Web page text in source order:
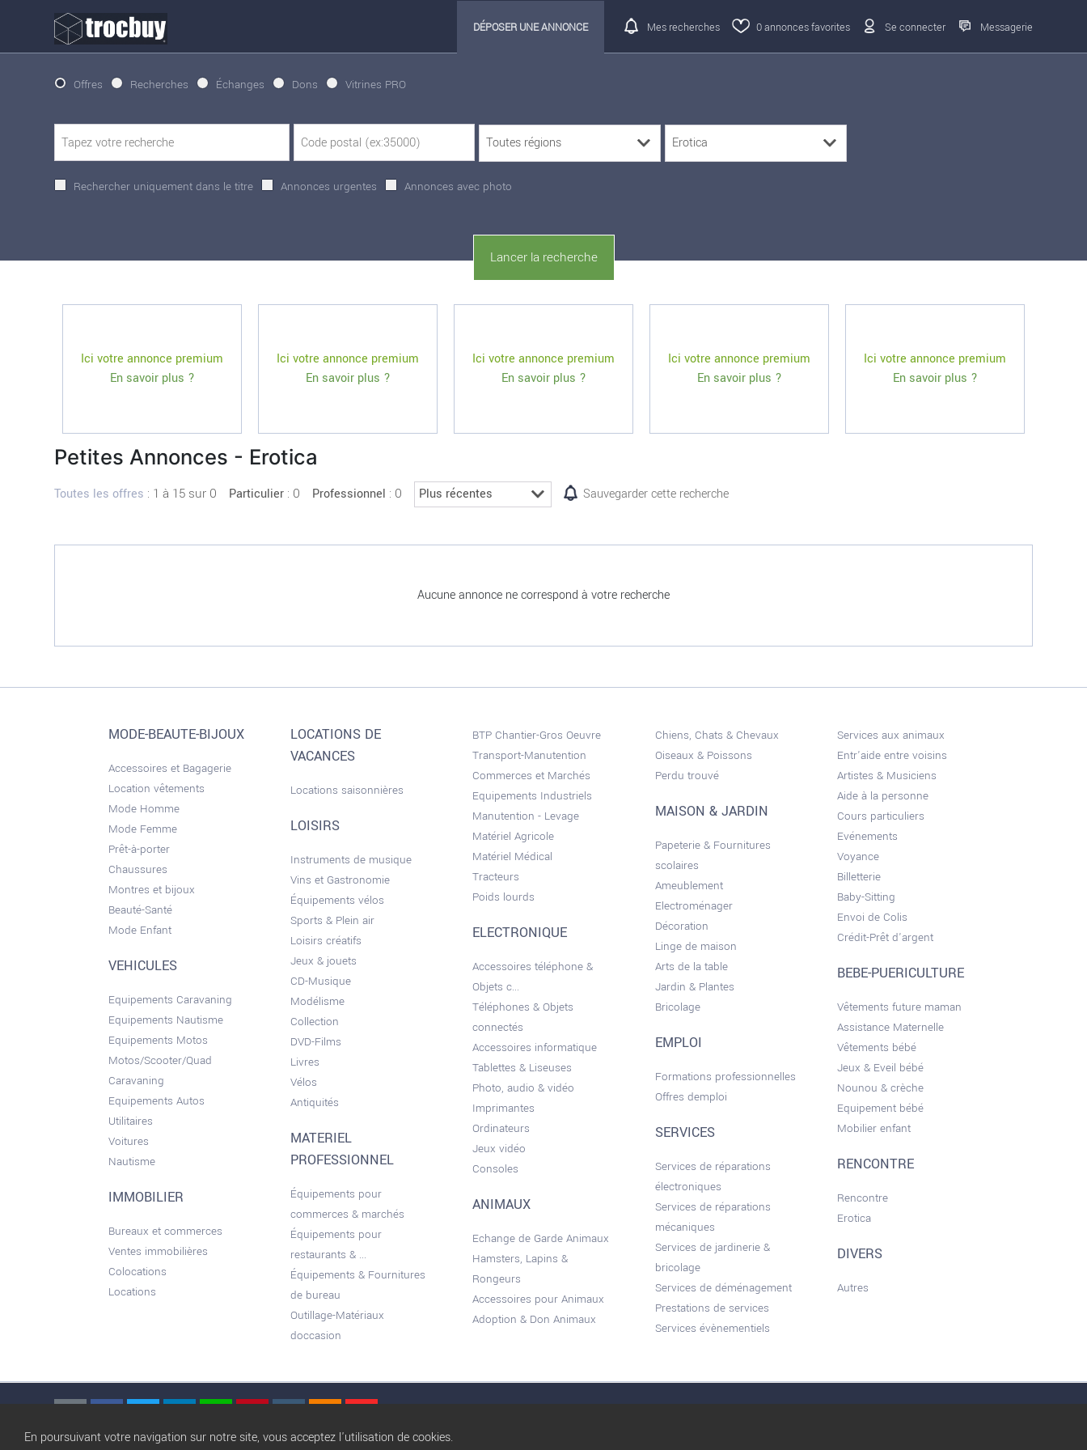
DÉPOSER UNE ANNONCE Mes recherches 0annonces favorites Se connecter Messagerie
Offres Recherches Échanges Dons Vitrines PRO
Rechercher uniquement dans le titre Annonces urgentes Annonces avec photo
Ici votre annonce premium
En savoir plus ?
Ici votre annonce premium
En savoir plus ?
Ici votre annonce premium
En savoir plus ?
Ici votre annonce premium
En savoir plus ?
Ici votre annonce premium
En savoir plus ?
Petites Annonces - Erotica
Toutes les offres : 1 à 15 sur 0 Particulier : 0 Professionnel : 0 Sauvegarder cette recherche
Aucune annonce ne correspond à votre recherche
MODE-BEAUTE-BIJOUX
Accessoires et Bagagerie
Location vêtements
Mode Homme
Mode Femme
Prêt-à-porter
Chaussures
Montres et bijoux
Beauté-Santé
Mode Enfant
VEHICULES
Equipements Caravaning
Equipements Nautisme
Equipements Motos
Motos/Scooter/Quad
Caravaning
Equipements Autos
Utilitaires
Voitures
Nautisme
IMMOBILIER
Bureaux et commerces
Ventes immobilières
Colocations
Locations
LOCATIONS DE
VACANCES
Locations saisonnières
LOISIRS
Instruments de musique
Vins et Gastronomie
Équipements vélos
Sports & Plein air
Loisirs créatifs
Jeux & jouets
CD-Musique
Modélisme
Collection
DVD-Films
Livres
Vélos
Antiquités
MATERIEL
PROFESSIONNEL
Équipements pour
commerces & marchés
Équipements pour
restaurants & ...
Équipements & Fournitures
de bureau
Outillage-Matériaux
doccasion
BTP Chantier-Gros Oeuvre
Transport-Manutention
Commerces et Marchés
Equipements Industriels
Manutention - Levage
Matériel Agricole
Matériel Médical
Tracteurs
Poids lourds
ELECTRONIQUE
Accessoires téléphone &
Objets c...
Téléphones & Objets
connectés
Accessoires informatique
Tablettes & Liseuses
Photo, audio & vidéo
Imprimantes
Ordinateurs
Jeux vidéo
Consoles
ANIMAUX
Echange de Garde Animaux
Hamsters, Lapins &
Rongeurs
Accessoires pour Animaux
Adoption & Don Animaux
Chiens, Chats & Chevaux
Oiseaux & Poissons
Perdu trouvé
MAISON & JARDIN
Papeterie & Fournitures
scolaires
Ameublement
Electroménager
Décoration
Linge de maison
Arts de la table
Jardin & Plantes
Bricolage
EMPLOI
Formations professionnelles
Offres demploi
SERVICES
Services de réparations
électroniques
Services de réparations
mécaniques
Services de jardinerie &
bricolage
Services de déménagement
Prestations de services
Services évènementiels
Services aux animaux
Entr'aide entre voisins
Artistes & Musiciens
Aide à la personne
Cours particuliers
Evénements
Voyance
Billetterie
Baby-Sitting
Envoi de Colis
Crédit-Prêt d'argent
BEBE-PUERICULTURE
Vêtements future maman
Assistance Maternelle
Vêtements bébé
Jeux & Eveil bébé
Nounou & crèche
Equipement bébé
Mobilier enfant
RENCONTRE
Rencontre
Erotica
DIVERS
Autres
En poursuivant votre navigation sur notre site, vous acceptez l'utilisation de cookies.